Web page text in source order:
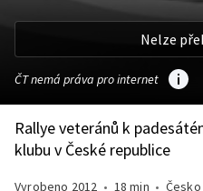
Nelze
ČT nemá práva pro internet
Rallye veteránů k
klubu v České republice
Vyrobeno 2012 • 18 min • Česko